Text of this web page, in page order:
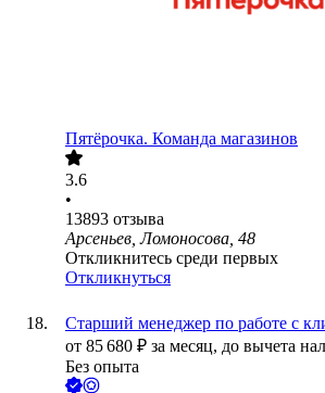
Пятёрочка. Команда магазинов
3.6
•
13893 отзыва
Арсеньев, Ломоносова, 48
Откликнитесь среди первых
Откликнуться
Старший менеджер по работе с
от 85 680 ₽ за месяц, до вычета
Без опыта